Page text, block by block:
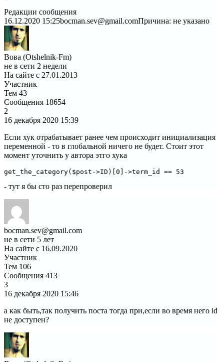
Редакции сообщения
16.12.2020 15:25bocman.sev@gmail.comПричина: не указано
Вова (Otshelnik-Fm)
не в сети 2 недели
На сайте с 27.01.2013
Участник
Тем 43
Сообщения 18654
2
16 декабря 2020 15:39
Если хук отрабатывает ранее чем происходит инициализация
переменной - то в глобальной ничего не будет. Стоит этот
момент уточнить у автора этго хука
get_the_category($post->ID)[0]->term_id == 53
- тут я бы сто раз перепроверил
bocman.sev@gmail.com
не в сети 5 лет
На сайте с 16.09.2020
Участник
Тем 106
Сообщения 413
3
16 декабря 2020 15:46
а как быть,так получить поста тогда при,если во время него id
не доступен?